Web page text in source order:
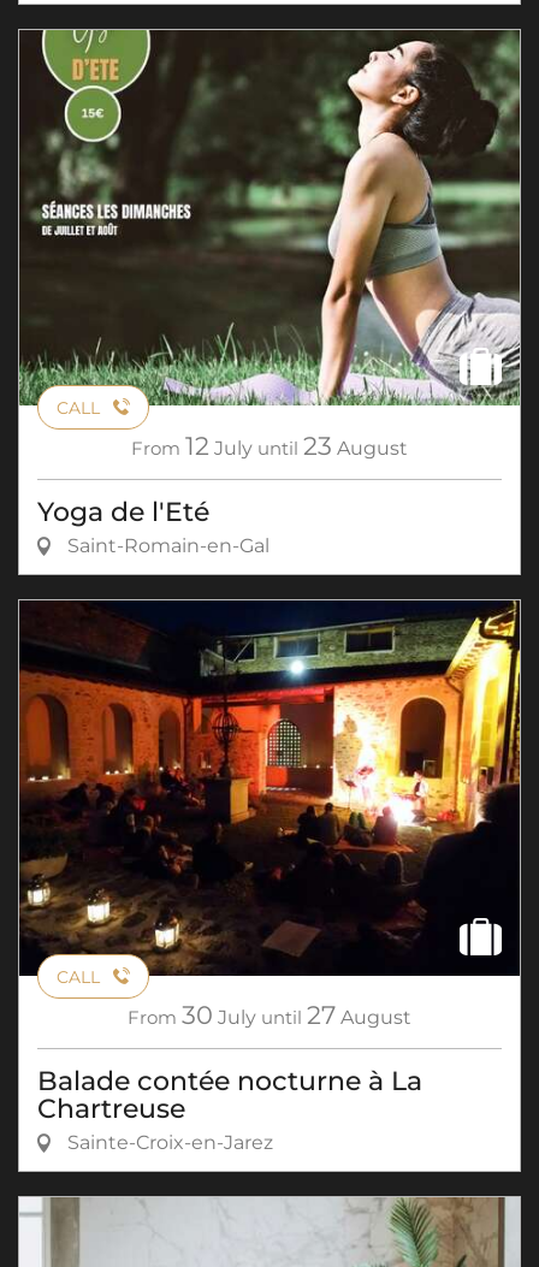
CALL
From 12 July until 23 August
Yoga de l'Eté
Saint-Romain-en-Gal
CALL
From 30 July until 27 August
Balade contée nocturne à La
Chartreuse
Sainte-Croix-en-Jarez